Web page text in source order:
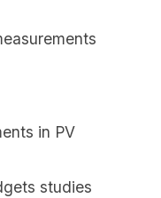
in PV
studies